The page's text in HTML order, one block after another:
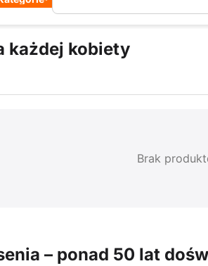
każdej kobiety
– ponad 50 lat
Brak